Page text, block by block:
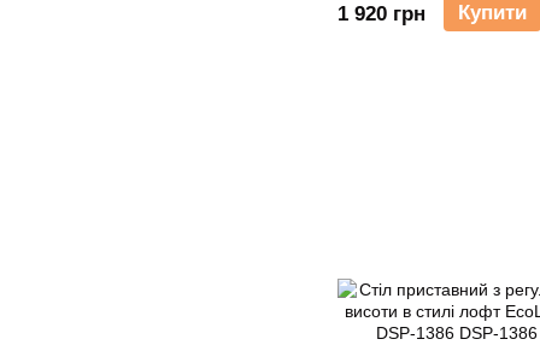
1 920 грн Купити